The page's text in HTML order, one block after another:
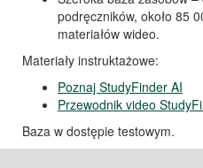
podręczników, około 85
materiałów wideo.
Materiały instruktażowe:
Poznaj StudyFinder AI
Przewodnik video
Baza w dostępie testowym.